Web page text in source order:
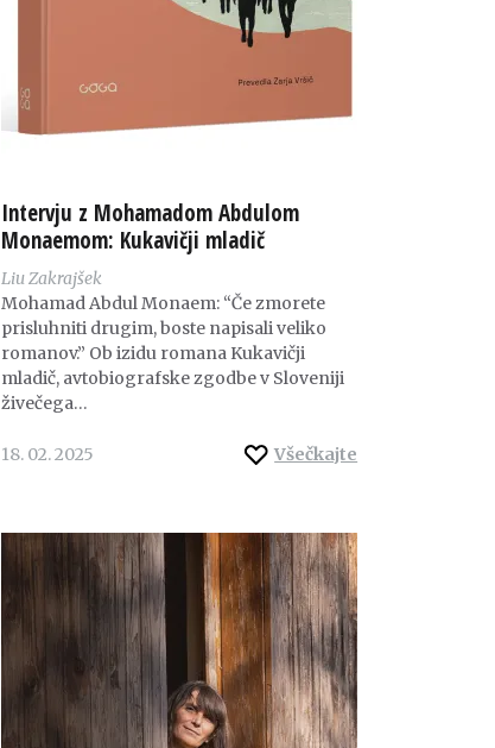
Intervju z Mohamadom Abdulom
Monaemom: Kukavičji mladič
Liu Zakrajšek
Mohamad Abdul Monaem: “Če zmorete
prisluhniti drugim, boste napisali veliko
romanov.” Ob izidu romana Kukavičji
mladič, avtobiografske zgodbe v Sloveniji
živečega…
Všečkajte
18. 02. 2025